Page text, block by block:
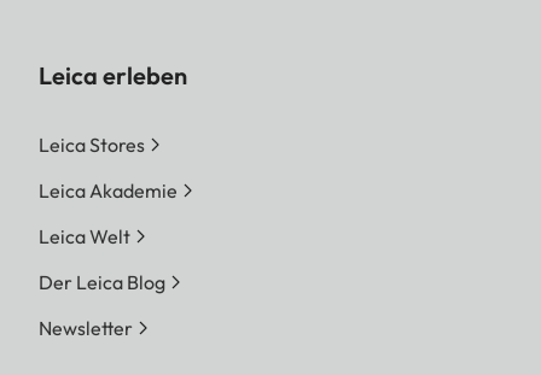
Leica erleben
Leica Stores
Leica Akademie
Leica Welt
Der Leica Blog
Newsletter